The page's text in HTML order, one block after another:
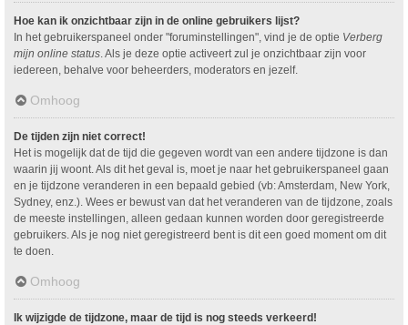
Hoe kan ik onzichtbaar zijn in de online gebruikers lijst?
In het gebruikerspaneel onder "foruminstellingen", vind je de optie Verberg
mijn online status . Als je deze optie activeert zul je onzichtbaar zijn voor
iedereen, behalve voor beheerders, moderators en jezelf.
Omhoog
De tijden zijn niet correct!
Het is mogelijk dat de tijd die gegeven wordt van een andere tijdzone is dan
waarin jij woont. Als dit het geval is, moet je naar het gebruikerspaneel gaan
en je tijdzone veranderen in een bepaald gebied (vb: Amsterdam, New York,
Sydney, enz.). Wees er bewust van dat het veranderen van de tijdzone, zoals
de meeste instellingen, alleen gedaan kunnen worden door geregistreerde
gebruikers. Als je nog niet geregistreerd bent is dit een goed moment om dit
te doen.
Omhoog
Ik wijzigde de tijdzone, maar de tijd is nog steeds verkeerd!